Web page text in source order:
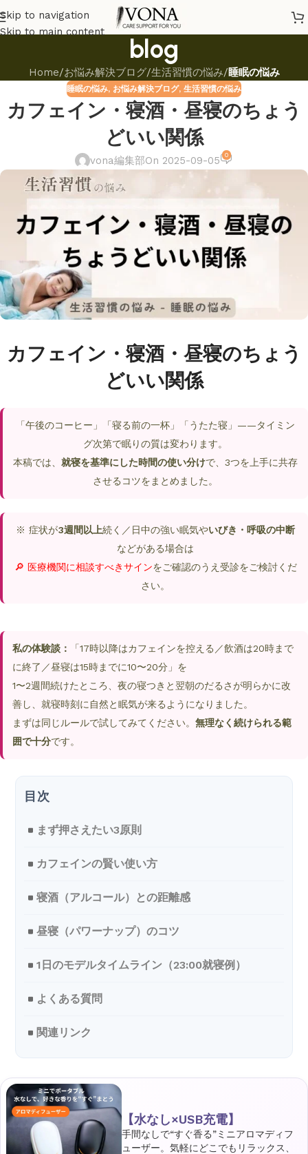
Skip to navigation
Skip to main content
blog
Home/お悩み解決ブログ/生活習慣の悩み/睡眠の悩み
睡眠の悩み, お悩み解決ブログ, 生活習慣の悩み
カフェイン・寝酒・昼寝のちょう
どいい関係
vona編集部On 2025-09-05 0
カフェイン・寝酒・昼寝のちょう
どいい関係
「午後のコーヒー」「寝る前の一杯」「うたた寝」——タイミン
グ次第で眠りの質は変わります。
本稿では、 就寝を基準にした時間の使い分けで、3つを上手に共存
させるコツをまとめました。
※ 症状が3週間以上続く／日中の強い眠気やいびき・呼吸の中断
などがある場合は
🔎 医療機関に相談すべきサインをご確認のうえ受診をご検討くだ
さい。
私の体験談：
「17時以降はカフェインを控える／飲酒は20時まで
に終了／昼寝は15時までに10〜20分」を
1〜2週間続けたところ、夜の寝つきと翌朝のだるさが明らかに改
善し、就寝時刻に自然と眠気が来るようになりました。
まずは同じルールで試してみてください。 無理なく続けられる範
囲で十分です。
まず押さえたい3原則
カフェインの賢い使い方
寝酒（アルコール）との距離感
昼寝（パワーナップ）のコツ
1日のモデルタイムライン（23:00就寝例）
よくある質問
関連リンク
【水なし×USB充電】
手間なしで“すぐ香る”ミニアロマディフ
ューザー。気軽にどこでもリラックス、